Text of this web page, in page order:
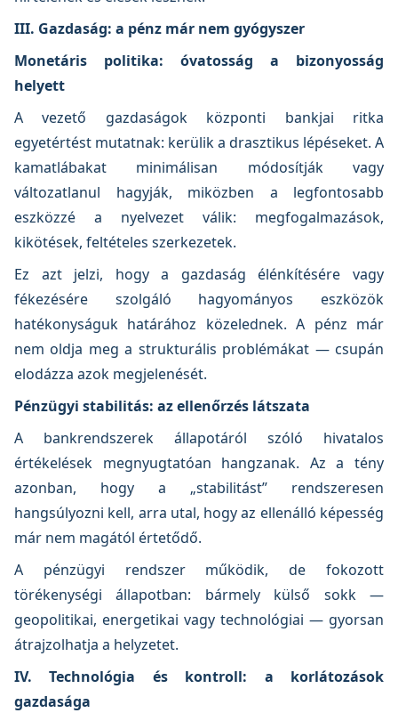
III. Gazdaság: a pénz már nem gyógyszer
Monetáris politika: óvatosság a bizonyosság
helyett
A vezető gazdaságok központi bankjai ritka
egyetértést mutatnak: kerülik a drasztikus lépéseket. A
kamatlábakat minimálisan módosítják vagy
változatlanul hagyják, miközben a legfontosabb
eszközzé a nyelvezet válik: megfogalmazások,
kikötések, feltételes szerkezetek.
Ez azt jelzi, hogy a gazdaság élénkítésére vagy
fékezésére szolgáló hagyományos eszközök
hatékonyságuk határához közelednek. A pénz már
nem oldja meg a strukturális problémákat — csupán
elodázza azok megjelenését.
Pénzügyi stabilitás: az ellenőrzés látszata
A bankrendszerek állapotáról szóló hivatalos
értékelések megnyugtatóan hangzanak. Az a tény
azonban, hogy a „stabilitást” rendszeresen
hangsúlyozni kell, arra utal, hogy az ellenálló képesség
már nem magától értetődő.
A pénzügyi rendszer működik, de fokozott
törékenységi állapotban: bármely külső sokk —
geopolitikai, energetikai vagy technológiai — gyorsan
átrajzolhatja a helyzetet.
IV. Technológia és kontroll: a korlátozások
gazdasága